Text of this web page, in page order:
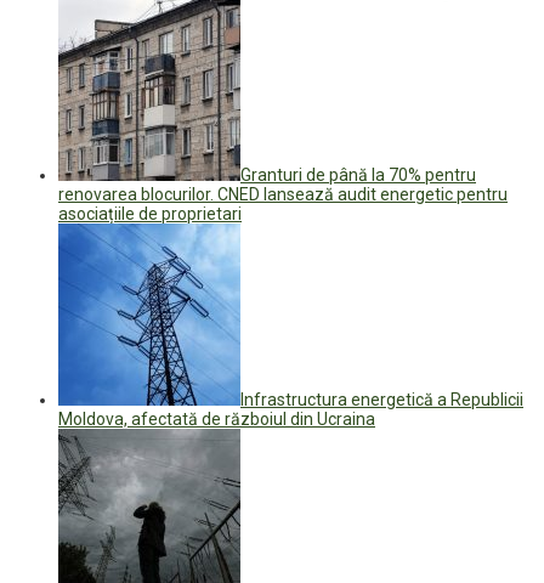
Granturi de până la 70% pentru
renovarea blocurilor. CNED lansează audit energetic pentru
asociațiile de proprietari
Infrastructura energetică a Republicii
Moldova, afectată de războiul din Ucraina